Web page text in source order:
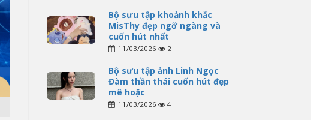
Bộ sưu tập khoảnh khắc
MisThy đẹp ngỡ ngàng và
cuốn hút nhất
11/03/2026 2
Bộ sưu tập ảnh Linh Ngọc
Đàm thần thái cuốn hút đẹp
mê hoặc
11/03/2026 4